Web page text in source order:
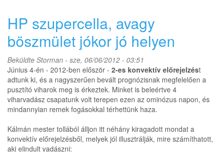
nyomában
tartalommal
kapcsolatosan
HP szupercella, avagy
böszmület jókor jó helyen
Beküldte Storman - sze, 06/06/2012 - 03:51
Június 4-én - 2012-ben először - 2-es konvektív előrejelzést
adtunk ki, és a nagyszerűen bevált prognózisnak megfelelően a
pusztító viharok meg is érkeztek. Minket is beleértve 4
viharvadász csapatunk volt terepen ezen az ominózus napon, és
mindannyian remek fogásokkal térhettünk haza.
Kálmán mester tollából álljon itt néhány kiragadott mondat a
konvektív előrejelzésből, melyek jól illusztrálják, mire számíthatott,
aki elindult vadászni: